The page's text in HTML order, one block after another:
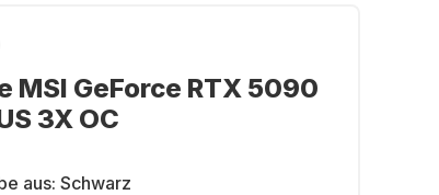
MSI GeForce RTX 5090
3X OC
aus: Schwarz